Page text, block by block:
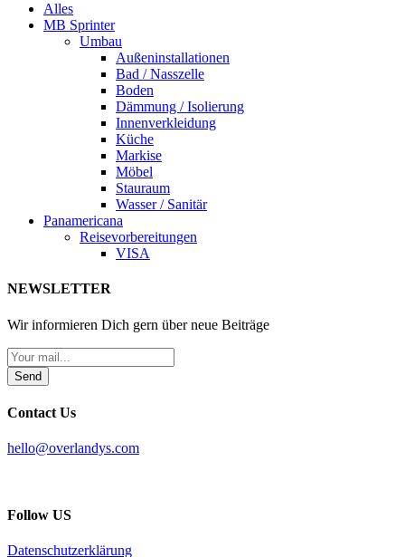
Alles
MB Sprinter
Umbau
Außeninstallationen
Bad / Nasszelle
Boden
Dämmung / Isolierung
Innenverkleidung
Küche
Markise
Möbel
Stauraum
Wasser / Sanitär
Panamericana
Reisevorbereitungen
VISA
NEWSLETTER
Wir informieren Dich gern über neue Beiträge
Send
Contact Us
hello@overlandys.com
Follow US
Datenschutzerklärung